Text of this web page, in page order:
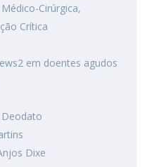
Cirúrgica,
Crítica
em doentes agudos
Dixe